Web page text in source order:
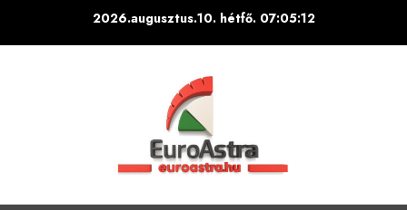
2026.augusztus.10. hétfő. 07:05:14